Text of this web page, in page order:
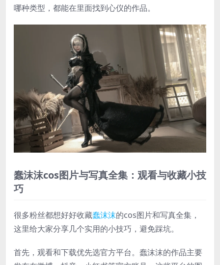
哪种类型，都能在里面找到心仪的作品。
蠢沫沫cos图片与写真全集：观看与收藏小技
巧
很多粉丝都想好好收藏蠢沫沫的cos图片和写真全集，
这里给大家分享几个实用的小技巧，避免踩坑。
首先，观看和下载优先选官方平台。蠢沫沫的作品主要